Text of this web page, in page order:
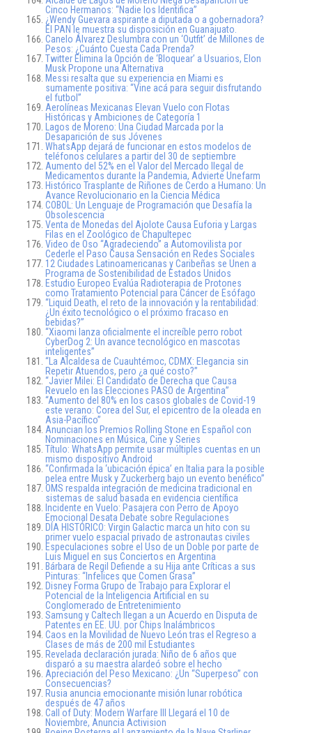
Cinco Hermanos: “Nadie los Identifica”
¿Wendy Guevara aspirante a diputada o a gobernadora?
El PAN le muestra su disposición en Guanajuato.
Canelo Álvarez Deslumbra con un ‘Outfit’ de Millones de
Pesos: ¿Cuánto Cuesta Cada Prenda?
Twitter Elimina la Opción de ‘Bloquear’ a Usuarios, Elon
Musk Propone una Alternativa
Messi resalta que su experiencia en Miami es
sumamente positiva: “Vine acá para seguir disfrutando
el futbol”
Aerolíneas Mexicanas Elevan Vuelo con Flotas
Históricas y Ambiciones de Categoría 1
Lagos de Moreno: Una Ciudad Marcada por la
Desaparición de sus Jóvenes
WhatsApp dejará de funcionar en estos modelos de
teléfonos celulares a partir del 30 de septiembre
Aumento del 52% en el Valor del Mercado Ilegal de
Medicamentos durante la Pandemia, Advierte Unefarm
Histórico Trasplante de Riñones de Cerdo a Humano: Un
Avance Revolucionario en la Ciencia Médica
COBOL: Un Lenguaje de Programación que Desafía la
Obsolescencia
Venta de Monedas del Ajolote Causa Euforia y Largas
Filas en el Zoológico de Chapultepec
Video de Oso “Agradeciendo” a Automovilista por
Cederle el Paso Causa Sensación en Redes Sociales
12 Ciudades Latinoamericanas y Caribeñas se Unen a
Programa de Sostenibilidad de Estados Unidos
Estudio Europeo Evalúa Radioterapia de Protones
como Tratamiento Potencial para Cáncer de Esófago
“Liquid Death, el reto de la innovación y la rentabilidad:
¿Un éxito tecnológico o el próximo fracaso en
bebidas?”
“Xiaomi lanza oficialmente el increíble perro robot
CyberDog 2: Un avance tecnológico en mascotas
inteligentes”
“La Alcaldesa de Cuauhtémoc, CDMX: Elegancia sin
Repetir Atuendos, pero ¿a qué costo?”
“Javier Milei: El Candidato de Derecha que Causa
Revuelo en las Elecciones PASO de Argentina”
“Aumento del 80% en los casos globales de Covid-19
este verano: Corea del Sur, el epicentro de la oleada en
Asia-Pacífico”
Anuncian los Premios Rolling Stone en Español con
Nominaciones en Música, Cine y Series
Título: WhatsApp permite usar múltiples cuentas en un
mismo dispositivo Android
“Confirmada la ‘ubicación épica’ en Italia para la posible
pelea entre Musk y Zuckerberg bajo un evento benéfico”
OMS respalda integración de medicina tradicional en
sistemas de salud basada en evidencia científica
Incidente en Vuelo: Pasajera con Perro de Apoyo
Emocional Desata Debate sobre Regulaciones
DÍA HISTÓRICO: Virgin Galactic marca un hito con su
primer vuelo espacial privado de astronautas civiles
Especulaciones sobre el Uso de un Doble por parte de
Luis Miguel en sus Conciertos en Argentina
Bárbara de Regil Defiende a su Hija ante Críticas a sus
Pinturas: “Infelices que Comen Grasa”
Disney Forma Grupo de Trabajo para Explorar el
Potencial de la Inteligencia Artificial en su
Conglomerado de Entretenimiento
Samsung y Caltech llegan a un Acuerdo en Disputa de
Patentes en EE. UU. por Chips Inalámbricos
Caos en la Movilidad de Nuevo León tras el Regreso a
Clases de más de 200 mil Estudiantes
Revelada declaración jurada: Niño de 6 años que
disparó a su maestra alardeó sobre el hecho
Apreciación del Peso Mexicano: ¿Un “Superpeso” con
Consecuencias?
Rusia anuncia emocionante misión lunar robótica
después de 47 años
Call of Duty: Modern Warfare III Llegará el 10 de
Noviembre, Anuncia Activision